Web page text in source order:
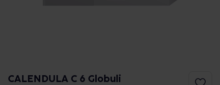
CALENDULA C 6 Globuli